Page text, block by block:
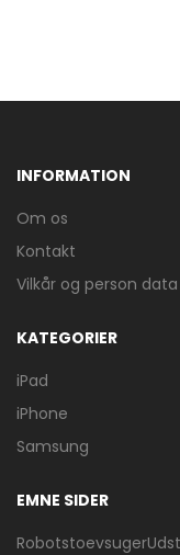
INFORMATION
Om os
Kontakt
Vilkår og person data
KATEGORIER
iPad
iPhone
Samsung
EMNE SIDER